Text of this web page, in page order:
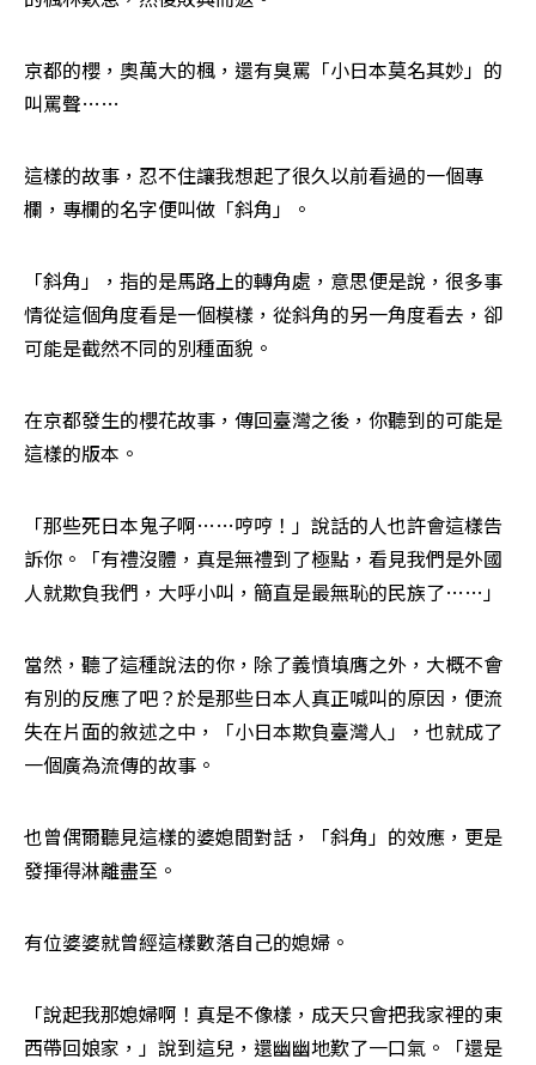
京都的櫻，奧萬大的楓，還有臭罵「小日本莫名其妙」的
叫罵聲……
這樣的故事，忍不住讓我想起了很久以前看過的一個專
欄，專欄的名字便叫做「斜角」。
「斜角」，指的是馬路上的轉角處，意思便是說，很多事
情從這個角度看是一個模樣，從斜角的另一角度看去，卻
可能是截然不同的別種面貌。
在京都發生的櫻花故事，傳回臺灣之後，你聽到的可能是
這樣的版本。
「那些死日本鬼子啊……哼哼！」說話的人也許會這樣告
訴你。「有禮沒體，真是無禮到了極點，看見我們是外國
人就欺負我們，大呼小叫，簡直是最無恥的民族了……」
當然，聽了這種說法的你，除了義憤填膺之外，大概不會
有別的反應了吧？於是那些日本人真正喊叫的原因，便流
失在片面的敘述之中，「小日本欺負臺灣人」，也就成了
一個廣為流傳的故事。
也曾偶爾聽見這樣的婆媳間對話，「斜角」的效應，更是
發揮得淋離盡至。
有位婆婆就曾經這樣數落自己的媳婦。
「說起我那媳婦啊！真是不像樣，成天只會把我家裡的東
西帶回娘家，」說到這兒，還幽幽地歎了一口氣。「還是